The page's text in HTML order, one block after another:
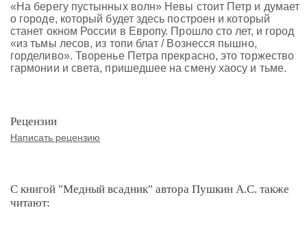
«На берегу пустынных волн» Невы стоит Петр и думает
о городе, который будет здесь построен и который
станет окном России в Европу. Прошло сто лет, и город
«из тьмы лесов, из топи блат / Вознесся пышно,
горделиво». Творенье Петра прекрасно, это торжество
гармонии и света, пришедшее на смену хаосу и тьме.
Рецензии
Написать рецензию
С книгой "Медный всадник" автора Пушкин А.С. также
читают: